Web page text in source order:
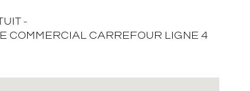
-
COMMERCIAL CARREFOUR LIGNE 4